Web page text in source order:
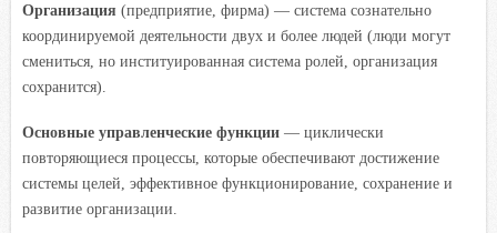
Организация (предприятие, фирма) — система сознательно
координируемой деятельности двух и более людей (люди могут
смениться, но институированная система ролей, организация
сохранится).
Основные управленческие функции — циклически
повторяющиеся процессы, которые обеспечивают достижение
системы целей, эффективное функционирование, сохранение и
развитие организации.